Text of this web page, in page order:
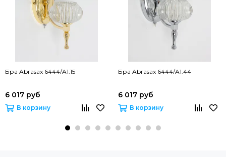
Бра Abrasax 6444/A1.15
6 017 руб
В корзину
Бра Abrasax 6444/A1.44
6 017 руб
В корзину